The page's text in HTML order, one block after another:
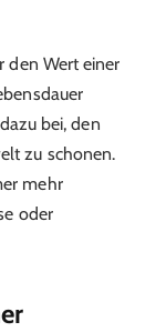
den Wert einer
bei, den
zu schonen.
mehr
oder